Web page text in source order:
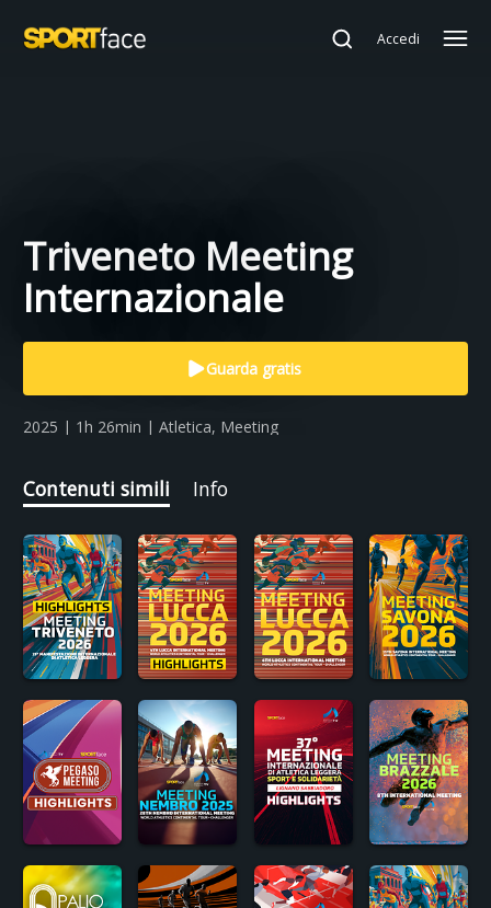
Accedi
Triveneto Meeting
Internazionale
Guarda gratis
2025 | 1h 26min | Atletica, Meeting
Contenuti simili Info